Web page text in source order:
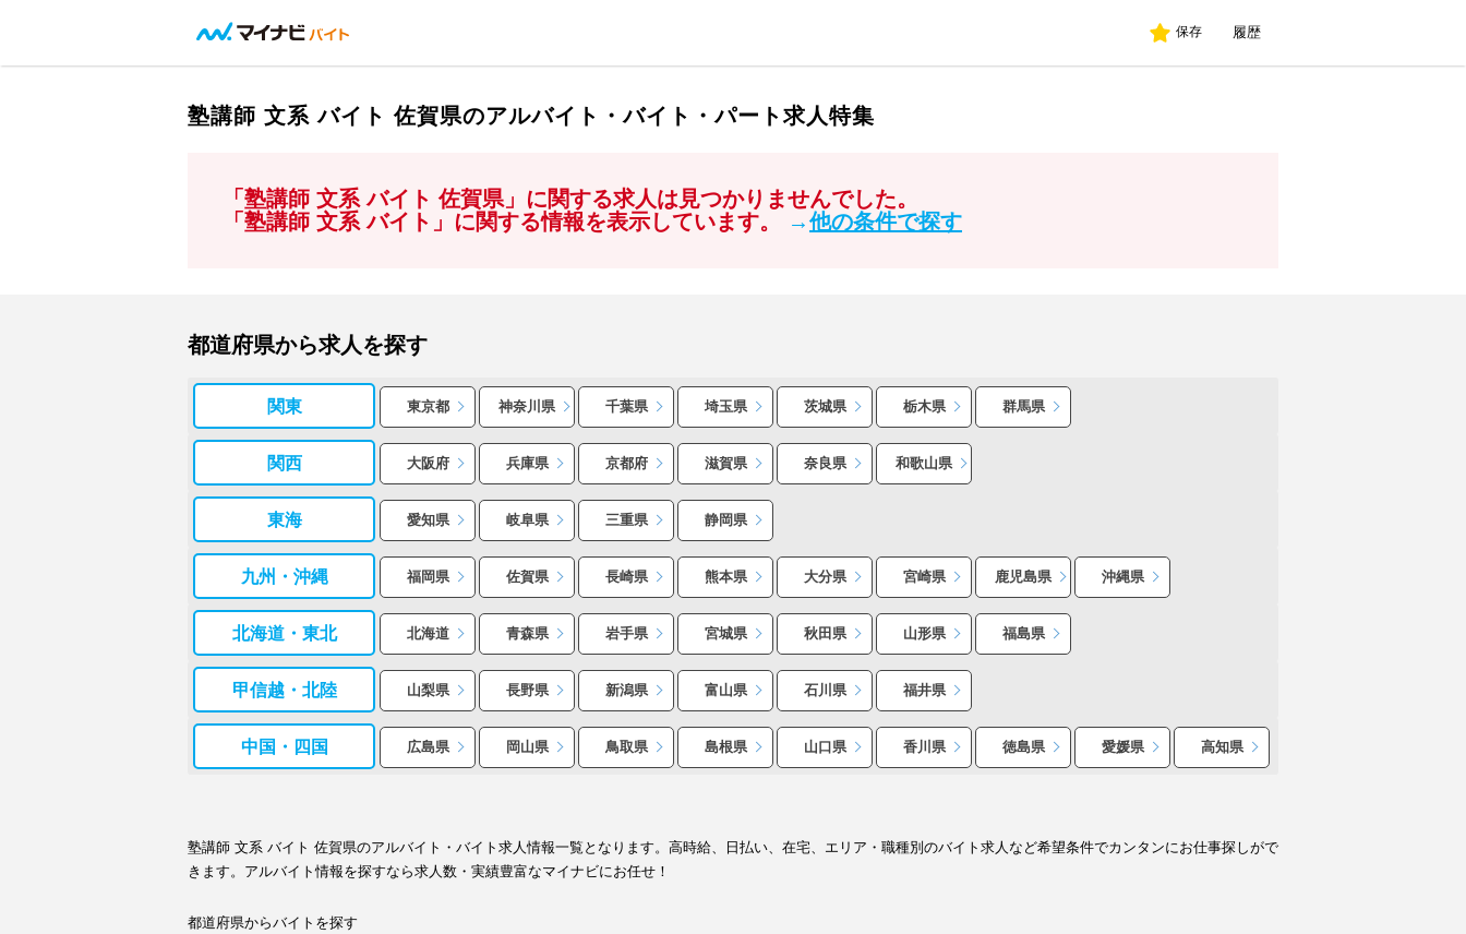
保存 履歴
塾講師 文系 バイト 佐賀県のアルバイト・バイト・パート求人特集
「塾講師 文系 バイト 佐賀県」に関する求人は見つかりませんでした。
「塾講師 文系 バイト」に関する情報を表示しています。
→他の条件で探す
都道府県から求人を探す
関東 東京都 神奈川県 千葉県 埼玉県 茨城県 栃木県 群馬県
関西 大阪府 兵庫県 京都府 滋賀県 奈良県 和歌山県
東海 愛知県 岐阜県 三重県 静岡県
九州・沖縄 福岡県 佐賀県 長崎県 熊本県 大分県 宮崎県 鹿児島県 沖縄県
北海道・東北 北海道 青森県 岩手県 宮城県 秋田県 山形県 福島県
甲信越・北陸 山梨県 長野県 新潟県 富山県 石川県 福井県
中国・四国 広島県 岡山県 鳥取県 島根県 山口県 香川県 徳島県 愛媛県 高知県
塾講師 文系 バイト 佐賀県のアルバイト・バイト求人情報一覧となります。高時給、日払い、在宅、エリア・職種別のバイト求人など希望条件でカンタンにお仕事探しがで
きます。アルバイト情報を探すなら求人数・実績豊富なマイナビにお任せ！
都道府県からバイトを探す